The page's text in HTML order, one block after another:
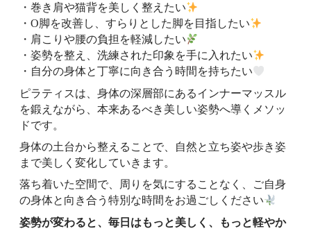
・巻き肩や猫背を美しく整えたい
・O脚を改善し、すらりとした脚を目指したい
・肩こりや腰の負担を軽減したい
・姿勢を整え、洗練された印象を手に入れたい
・自分の身体と丁寧に向き合う時間を持ちたい
ピラティスは、身体の深層部にあるインナーマッスル
を鍛えながら、本来あるべき美しい姿勢へ導くメソッ
ドです。
身体の土台から整えることで、自然と立ち姿や歩き姿
まで美しく変化していきます。
落ち着いた空間で、周りを気にすることなく、ご自身
の身体と向き合う特別な時間をお過ごしください
姿勢が変わると、毎日はもっと美しく、もっと軽やか